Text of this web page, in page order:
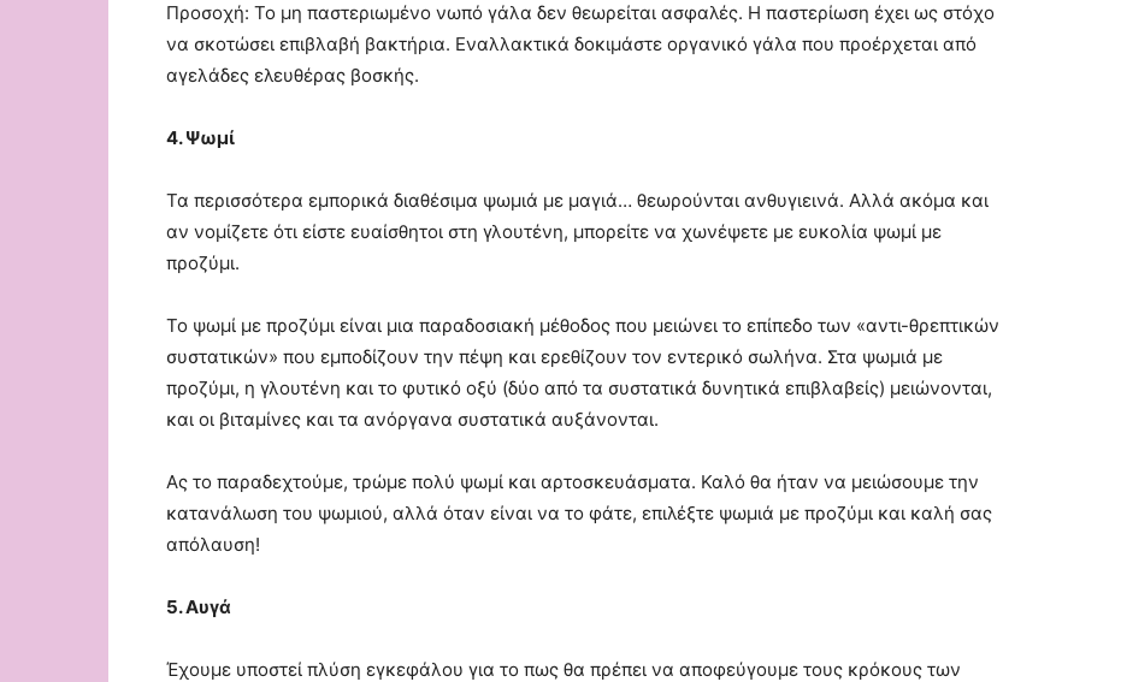
Προσοχή: Το μη παστεριωμένο νωπό γάλα δεν θεωρείται ασφαλές. Η παστερίωση έχει ως στόχο
να σκοτώσει επιβλαβή βακτήρια. Εναλλακτικά δοκιμάστε οργανικό γάλα που προέρχεται από
αγελάδες ελευθέρας βοσκής.
4. Ψωμί
Τα περισσότερα εμπορικά διαθέσιμα ψωμιά με μαγιά… θεωρούνται ανθυγιεινά. Αλλά ακόμα και
αν νομίζετε ότι είστε ευαίσθητοι στη γλουτένη, μπορείτε να χωνέψετε με ευκολία ψωμί με
προζύμι.
Το ψωμί με προζύμι είναι μια παραδοσιακή μέθοδος που μειώνει το επίπεδο των «αντι-θρεπτικών
συστατικών» που εμποδίζουν την πέψη και ερεθίζουν τον εντερικό σωλήνα. Στα ψωμιά με
προζύμι, η γλουτένη και το φυτικό οξύ (δύο από τα συστατικά δυνητικά επιβλαβείς) μειώνονται,
και οι βιταμίνες και τα ανόργανα συστατικά αυξάνονται.
Ας το παραδεχτούμε, τρώμε πολύ ψωμί και αρτοσκευάσματα. Καλό θα ήταν να μειώσουμε την
κατανάλωση του ψωμιού, αλλά όταν είναι να το φάτε, επιλέξτε ψωμιά με προζύμι και καλή σας
απόλαυση!
5. Αυγά
Έχουμε υποστεί πλύση εγκεφάλου για το πως θα πρέπει να αποφεύγουμε τους κρόκους των